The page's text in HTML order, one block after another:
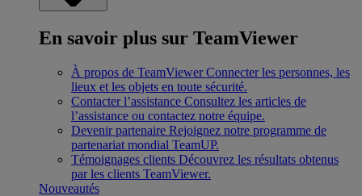
En savoir plus sur TeamViewer
À propos de TeamViewer Connecter les personnes, les
lieux et les objets en toute sécurité.
Contacter l’assistance Consultez les articles de
l’assistance ou contactez notre équipe.
Devenir partenaire Rejoignez notre programme de
partenariat mondial TeamUP.
Témoignages clients Découvrez les résultats obtenus
par les clients TeamViewer.
Nouveautés